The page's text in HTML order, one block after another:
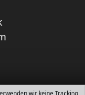
wir keine Tracking